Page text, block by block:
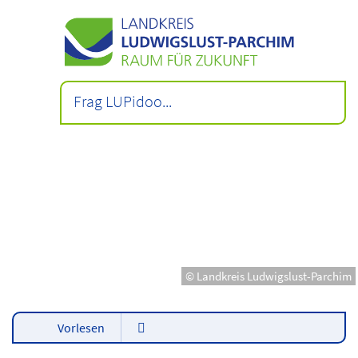
© Landkreis Ludwigslust-Parchim
Vorlesen